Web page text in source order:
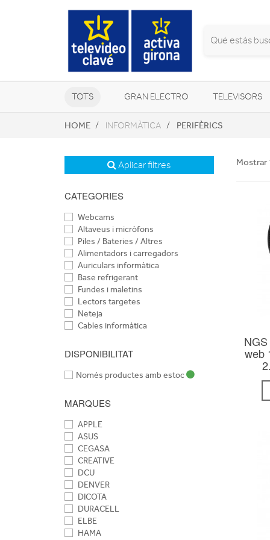
TOTS GRAN ELECTRO TELEVISORS
CLIMATITZACIÓ I CALEFACCIÓ
HOME INFORMÀTICA PERIFÈRICS
Aplicar filtres
CATEGORIES
Webcams
Altaveus i micròfons
Piles / Bateries / Altres
Alimentadors i carregadors
Auriculars informàtica
Base refrigerant
Fundes i maletins
Lectors targetes
Neteja
Cables informàtica
DISPONIBILITAT
Només productes amb estoc
MARQUES
APPLE
ASUS
CEGASA
CREATIVE
DCU
DENVER
DICOTA
DURACELL
ELBE
HAMA
Mostrar
web